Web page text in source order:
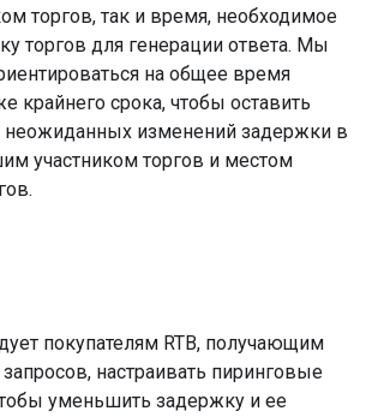
торгов, так и время, необходимое
торгов для генерации ответа. Мы
на общее время
крайнего срока, чтобы оставить
неожиданных изменений задержки в
участником торгов и местом
покупателям RTB, получающим
настраивать пиринговые
уменьшить задержку и ее